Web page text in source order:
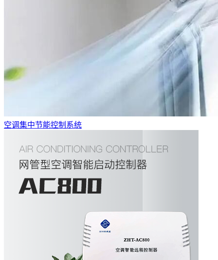
空调集中节能控制系统